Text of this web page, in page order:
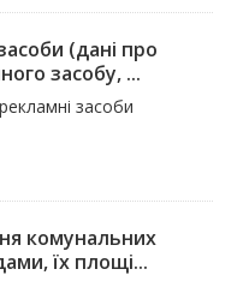
(дані про
засобу, ...
засоби
комунальних
їх площі...